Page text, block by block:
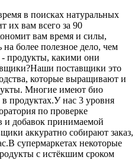
в поисках натуральных
их вам всего за 90
вам время и силы,
более полезное дело, чем
- продукты, какими они
поставщики это
которые выращивают и
Многие имеют био
продуктах.У нас 3 уровня
по проверке
и добавок принимаемой
аккуратно собирают заказ,
супермаркетах некоторые
с истёкшим сроком